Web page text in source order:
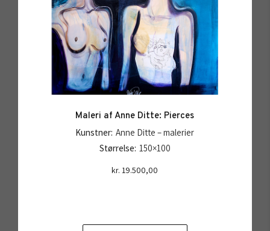
Maleri af Anne Ditte: Pierces
Kunstner: Anne Ditte – malerier
Størrelse: 150×100
kr. 19.500,00